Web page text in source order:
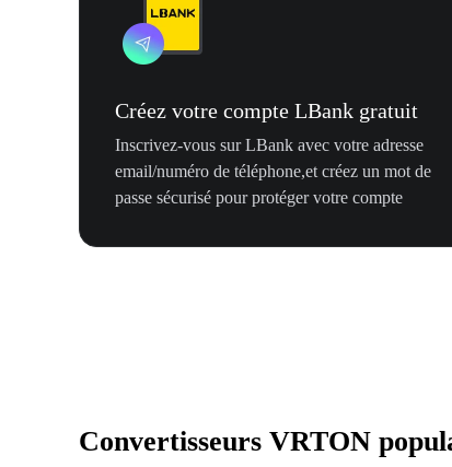
Créez votre compte LBank gratuit
Inscrivez-vous sur LBank avec votre adresse
email/numéro de téléphone,et créez un mot de
passe sécurisé pour protéger votre compte
Convertisseurs VRTON